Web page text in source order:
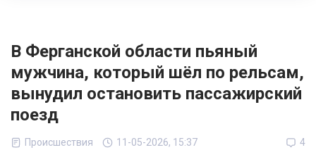
В Ферганской области пьяный
мужчина, который шёл по рельсам,
вынудил остановить пассажирский
поезд
Происшествия 11-05-2026, 15:37 4